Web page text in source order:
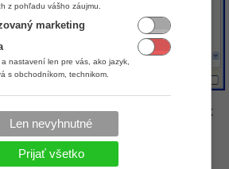
položky výdajky. Pridávanie položiek
celej aplikácii sa využíva rovnaký
Preto Vám pre pochopenie
preštudovať návod
z pohľadu vášho záujmu.
marketing
nastavení len pre vás, ako jazyk,
s obchodníkom, technikom.
Len nevyhnutné
Prijať všetko